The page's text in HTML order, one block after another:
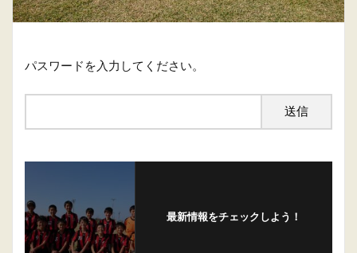
パスワードを入力してください。
最新情報をチェックしよう！